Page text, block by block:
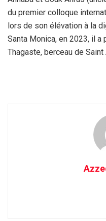
du premier colloque
lors de son élévation à la
Santa Monica, en 2023, il a
Thagaste, berceau de